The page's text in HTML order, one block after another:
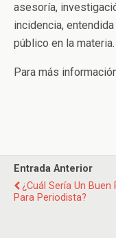
asesoría,
incidencia,
público en la materia.
Para más
Entrada Anterior
¿Cuál Sería Un Buen
Para Periodista?